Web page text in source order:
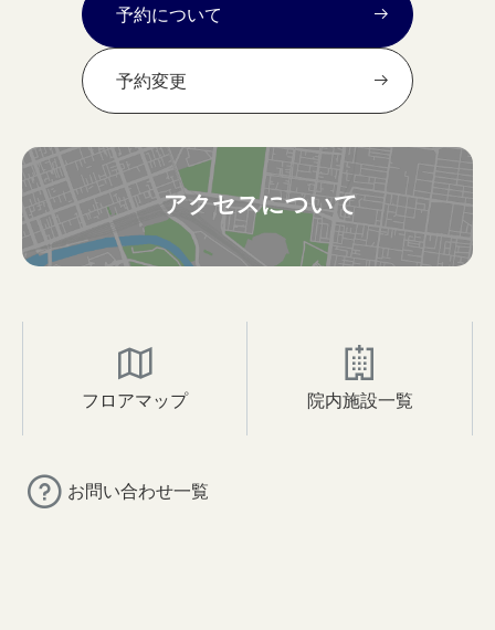
予約について
予約変更
アクセスについて
フロアマップ 院内施設一覧
お問い合わせ一覧